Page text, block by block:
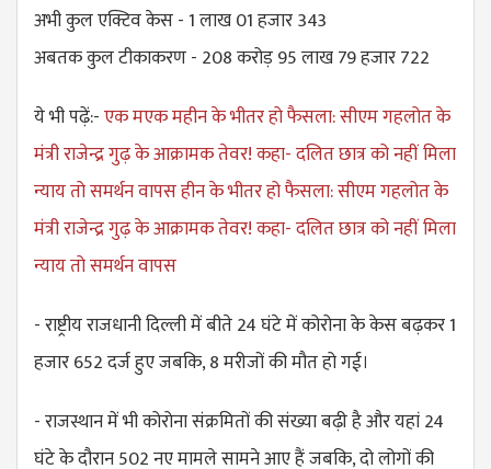
अभी कुल एक्टिव केस - 1 लाख 01 हजार 343
अबतक कुल टीकाकरण - 208 करोड़ 95 लाख 79 हजार 722
ये भी पढ़ें:-एक मएक महीन के भीतर हो फैसला: सीएम गहलोत के
मंत्री राजेन्द्र गुढ़ के आक्रामक तेवर! कहा- दलित छात्र को नहीं मिला
न्याय तो समर्थन वापस हीन के भीतर हो फैसला: सीएम गहलोत के
मंत्री राजेन्द्र गुढ़ के आक्रामक तेवर! कहा- दलित छात्र को नहीं मिला
न्याय तो समर्थन वापस
- राष्ट्रीय राजधानी दिल्ली में बीते 24 घंटे में कोरोना के केस बढ़कर 1
हजार 652 दर्ज हुए जबकि, 8 मरीजों की मौत हो गई।
- राजस्थान में भी कोरोना संक्रमितों की संख्या बढ़ी है और यहां 24
घंटे के दौरान 502 नए मामले सामने आए हैं जबकि, दो लोगों की